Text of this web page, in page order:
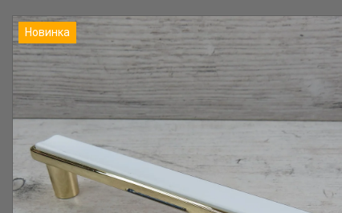
Новинка